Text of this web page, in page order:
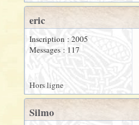
eric
Inscription : 2005
Messages : 117
Hors ligne
Silmo